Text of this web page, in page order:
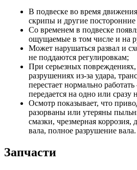
В подвеске во время
скрипы и другие посторонние
Со временем в подвеске
ощущаемые в том числе и на
Может нарушаться развал и
не поддаются регулировкам;
При серьезных
разрушениях из-за удара,
перестает нормально
передается на одно или сразу
Осмотр показывает, что
разорваны или утеряны
смазки, чрезмерная
вала, полное разрушение вала.
Запчасти